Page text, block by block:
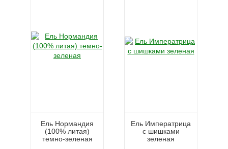
Ель Нормандия
(100% литая)
темно-зеленая
Ель Императрица
с шишками
зеленая